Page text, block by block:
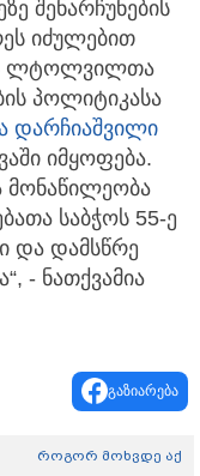
შენარჩუნების
იძულებით
ლტოლვილთა
პოლიტიკასა
დარჩიაშვილი
იმყოფება.
მონაწილეობა
საბჭოს 55-ე
და დამსწრე
- ნათქვამია
გაზიარება
როგორ მოხვდე აქ